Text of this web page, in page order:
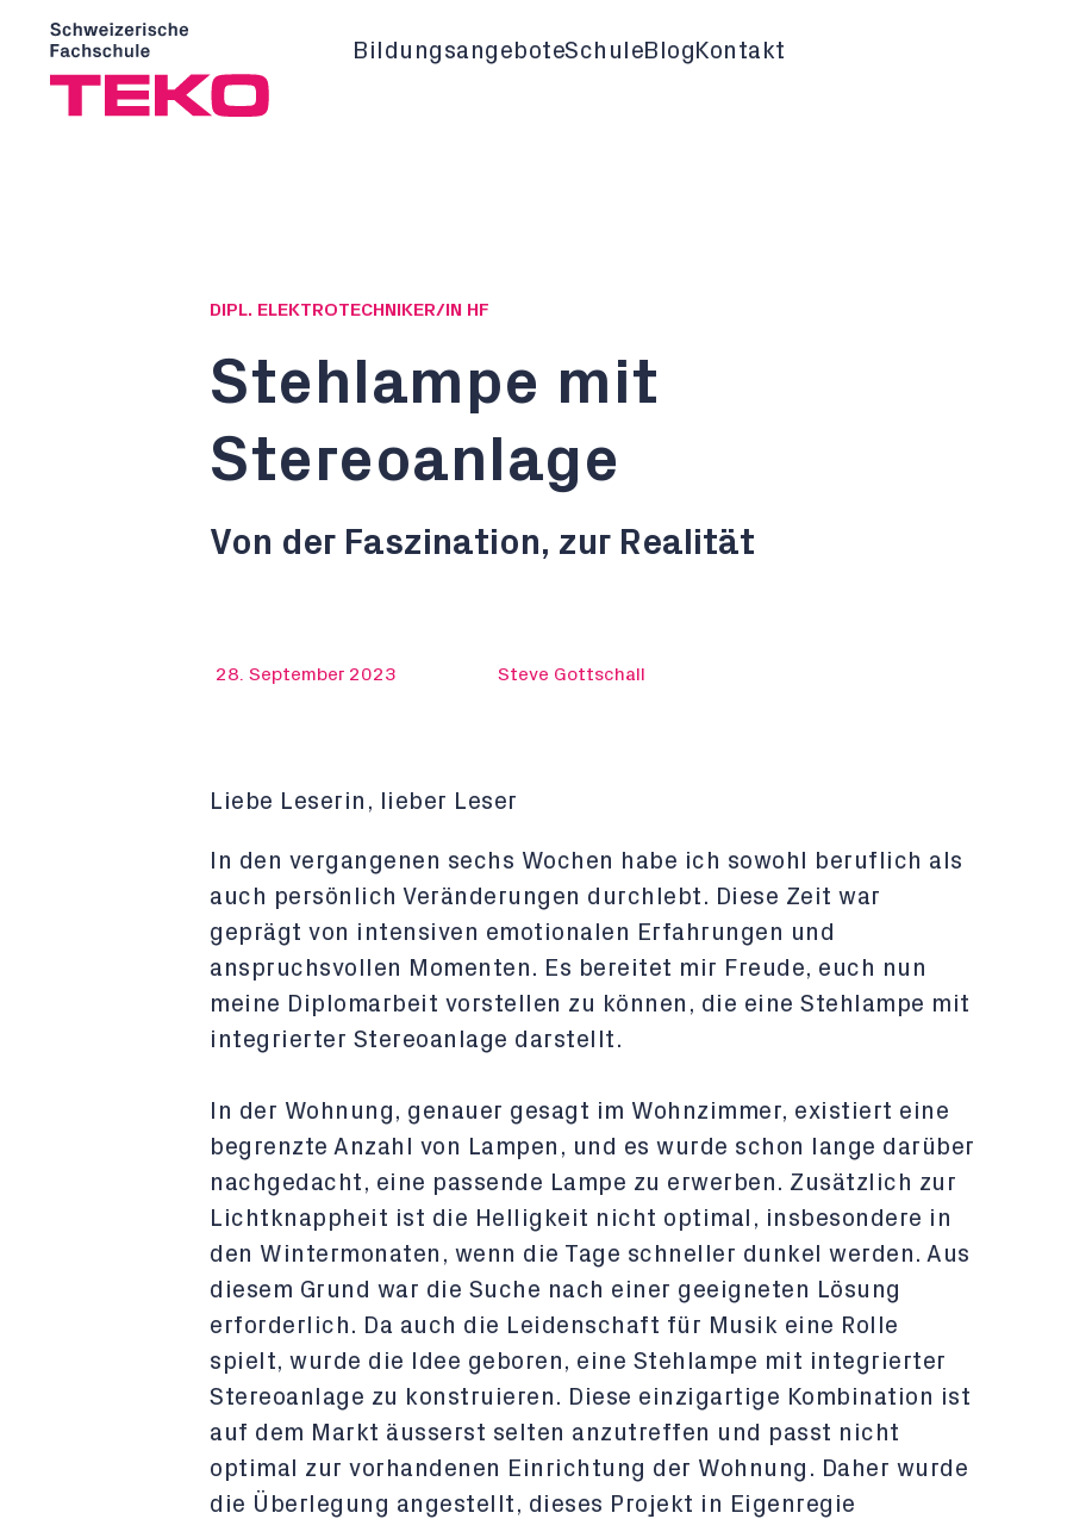
BildungsangeboteSchule Blog Kontakt
DIPL. ELEKTROTECHNIKER/IN HF
Stehlampe mit
Stereoanlage
Von der Faszination, zur Realität
28. September 2023 Steve Gottschall
Liebe Leserin, lieber Leser
In den vergangenen sechs Wochen habe ich sowohl beruflich als
auch persönlich Veränderungen durchlebt. Diese Zeit war
geprägt von intensiven emotionalen Erfahrungen und
anspruchsvollen Momenten. Es bereitet mir Freude, euch nun
meine Diplomarbeit vorstellen zu können, die eine Stehlampe mit
integrierter Stereoanlage darstellt.
In der Wohnung, genauer gesagt im Wohnzimmer, existiert eine
begrenzte Anzahl von Lampen, und es wurde schon lange darüber
nachgedacht, eine passende Lampe zu erwerben. Zusätzlich zur
Lichtknappheit ist die Helligkeit nicht optimal, insbesondere in
den Wintermonaten, wenn die Tage schneller dunkel werden. Aus
diesem Grund war die Suche nach einer geeigneten Lösung
erforderlich. Da auch die Leidenschaft für Musik eine Rolle
spielt, wurde die Idee geboren, eine Stehlampe mit integrierter
Stereoanlage zu konstruieren. Diese einzigartige Kombination ist
auf dem Markt äusserst selten anzutreffen und passt nicht
optimal zur vorhandenen Einrichtung der Wohnung. Daher wurde
die Überlegung angestellt, dieses Projekt in Eigenregie